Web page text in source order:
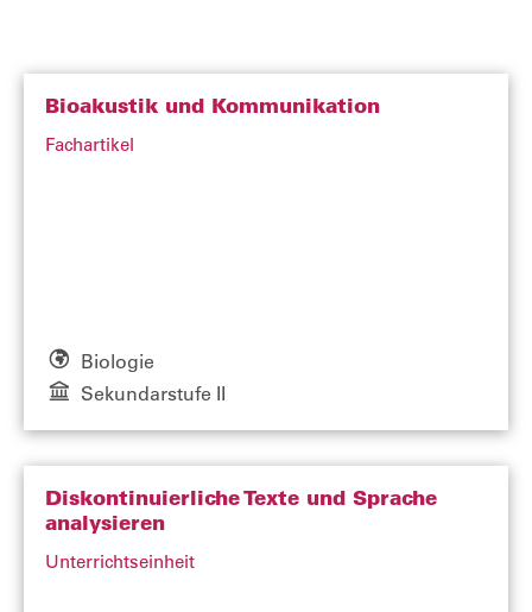
Bioakustik und Kommunikation
Fachartikel
Biologie
Sekundarstufe II
Diskontinuierliche Texte und Sprache
analysieren
Unterrichtseinheit